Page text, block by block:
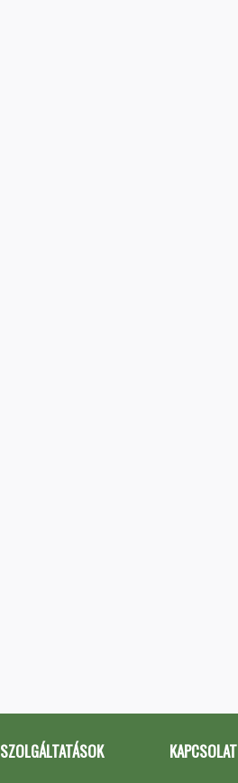
SZOLGÁLTATÁSOK KAPCSOLAT